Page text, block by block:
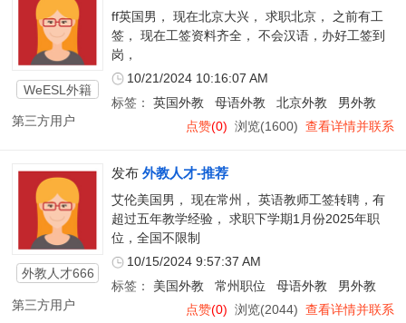
WeESL外籍
第三方用户
ff英国男， 现在北京大兴， 求职北京， 之前有工
签， 现在工签资料齐全， 不会汉语，办好工签到
岗，
10/21/2024 10:16:07 AM
标签： 英国外教 母语外教 北京外教
男外教
点赞(0) 浏览(1600) 查看详情并联系
外教人才666
第三方用户
发布 外教人才-推荐
艾伦美国男， 现在常州， 英语教师工签转聘，有
超过五年教学经验， 求职下学期1月份2025年职
位，全国不限制
10/15/2024 9:57:37 AM
标签： 美国外教 常州职位 母语外教
男外教
点赞(0) 浏览(2044) 查看详情并联系